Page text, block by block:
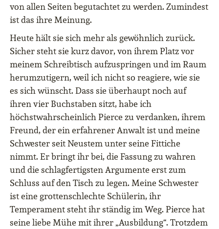
von allen Seiten begutachtet zu werden. Zumindest
ist das ihre Meinung.
Heute hält sie sich mehr als gewöhnlich zurück.
Sicher steht sie kurz davor, von ihrem Platz vor
meinem Schreibtisch aufzuspringen und im Raum
herumzutigern, weil ich nicht so reagiere, wie sie
es sich wünscht. Dass sie überhaupt noch auf
ihren vier Buchstaben sitzt, habe ich
höchstwahrscheinlich Pierce zu verdanken, ihrem
Freund, der ein erfahrener Anwalt ist und meine
Schwester seit Neustem unter seine Fittiche
nimmt. Er bringt ihr bei, die Fassung zu wahren
und die schlagfertigsten Argumente erst zum
Schluss auf den Tisch zu legen. Meine Schwester
ist eine grottenschlechte Schülerin, ihr
Temperament steht ihr ständig im Weg. Pierce hat
seine liebe Mühe mit ihrer „Ausbildung“. Trotzdem